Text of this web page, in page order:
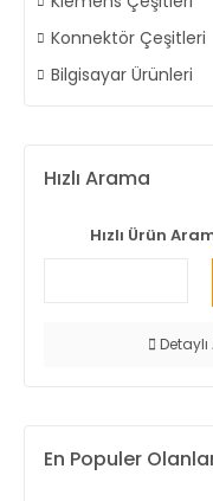
Konnektör Çeşitleri
Bilgisayar Ürünleri
Hızlı Arama
Hızlı Ürün
En Populer